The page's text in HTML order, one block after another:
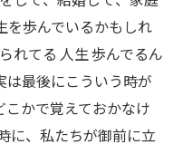
を歩んでいるかもしれ
れてる 人生 歩んでるん
は最後にこういう時が
こかで覚えておかなけ
に、 私たちが御前に立